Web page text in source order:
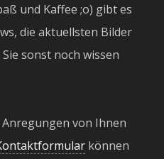
und Kaffee ;o) gibt es
die aktuellsten Bilder
sonst noch wissen
von Ihnen
können